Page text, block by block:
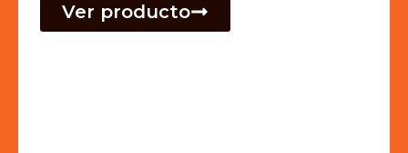
Ver producto